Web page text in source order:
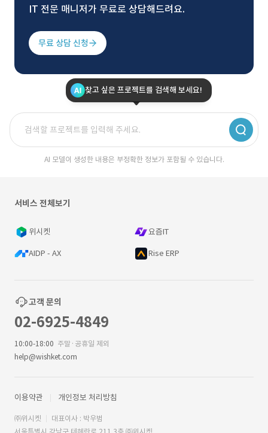
IT 전문 매니저가 무료로 상담해드려요.
무료 상담 신청
찾고 싶은 프로젝트를 검색해 보세요!
AI 모델이 생성한 내용은 부정확한 정보가 포함될 수 있습니다.
서비스 전체보기
위시켓 요즘IT
AIDP - AX Rise ERP
고객 문의
02-6925-4849
10:00-18:00 주말·공휴일 제외
help@wishket.com
이용약관 개인정보 처리방침
㈜위시켓
대표이사 : 박우범